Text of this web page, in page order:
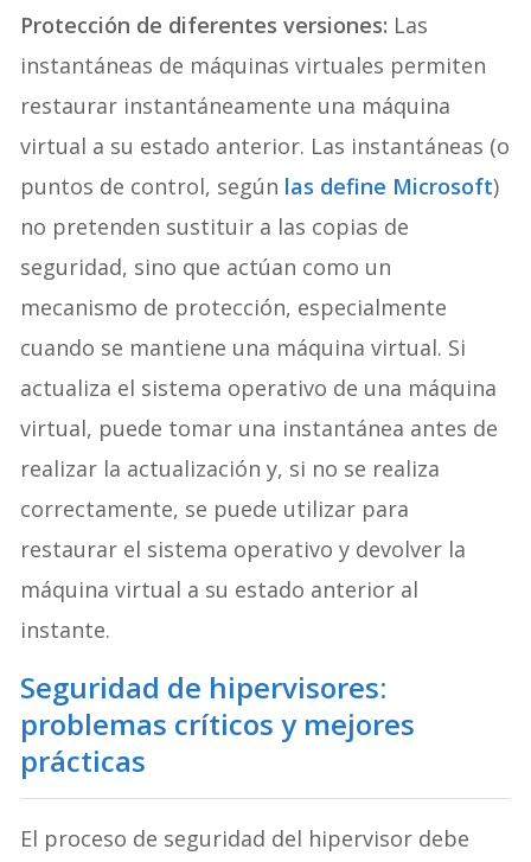
Protección de diferentes versiones: Las
instantáneas de máquinas virtuales permiten
restaurar instantáneamente una máquina
virtual a su estado anterior. Las instantáneas (o
puntos de control, según las define Microsoft)
no pretenden sustituir a las copias de
seguridad, sino que actúan como un
mecanismo de protección, especialmente
cuando se mantiene una máquina virtual. Si
actualiza el sistema operativo de una máquina
virtual, puede tomar una instantánea antes de
realizar la actualización y, si no se realiza
correctamente, se puede utilizar para
restaurar el sistema operativo y devolver la
máquina virtual a su estado anterior al
instante.
Seguridad de hipervisores:
problemas críticos y mejores
prácticas
El proceso de seguridad del hipervisor debe